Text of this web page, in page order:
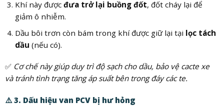
Khí này được đưa trở lại buồng đốt, đốt cháy lại để
giảm ô nhiễm.
Dầu bôi trơn còn bám trong khí được giữ lại tại lọc tách
dầu (nếu có).
✅ Cơ chế này giúp duy trì độ sạch cho dầu, bảo vệ cacte xe
và tránh tình trạng tăng áp suất bên trong đáy các te.
⚠️3. Dấu hiệu van PCV bị hư hỏng